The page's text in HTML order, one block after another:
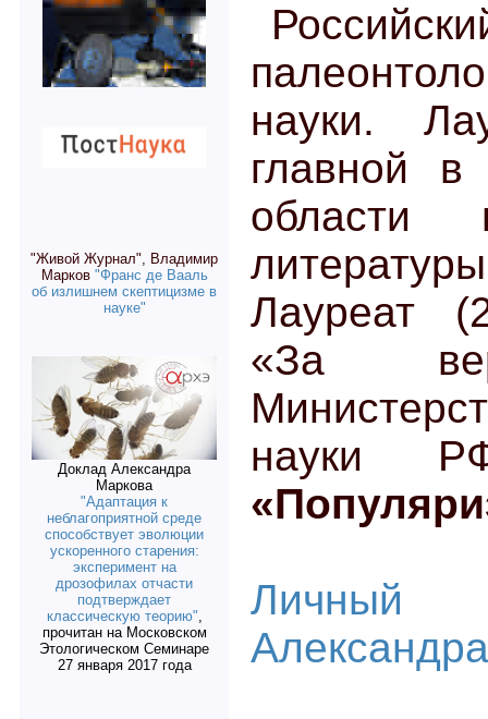
"Живой Журнал", Владимир
Марков "Франс де Вааль
об излишнем скептицизме в
науке"
Доклад Александра
Маркова
"Адаптация к
неблагоприятной среде
способствует эволюции
ускоренного старения:
эксперимент на
дрозофилах отчасти
подтверждает
классическую теорию",
прочитан на Московском
Этологическом Семинаре
27 января 2017 года
науки.
главной
области
Лауреат
«За
науки